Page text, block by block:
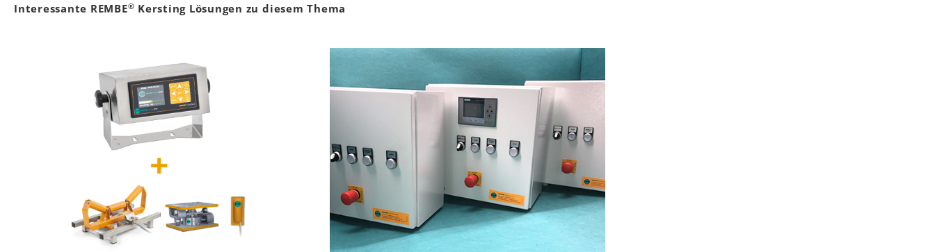
Interessante REMBE® Kersting Lösungen zu diesem Thema